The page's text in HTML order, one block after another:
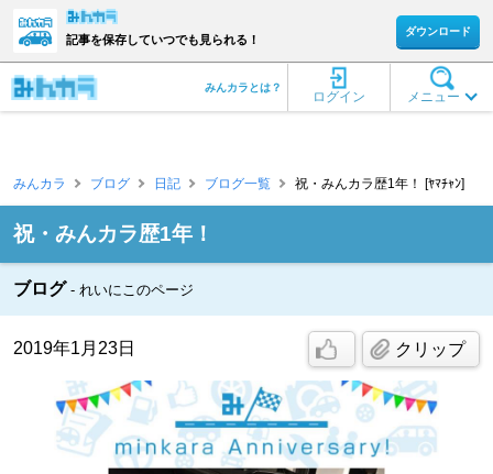
記事を保存していつでも見られる！
ダウンロード
メニュー
ログイン
みんカラとは？
みんカラ ブログ 日記 ブログ一覧 祝・みんカラ歴1年！ [ﾔﾏﾁｬﾝ]
祝・みんカラ歴1年！
ブログ れいにこのページ
2019年1月23日 クリップ